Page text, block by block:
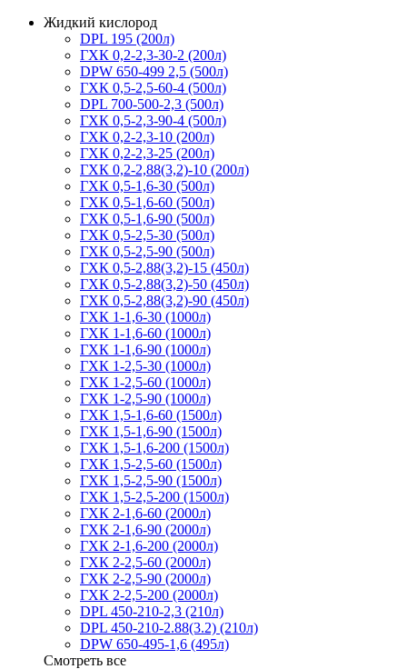
Жидкий кислород
DPL 195 (200л)
ГХК 0,2-2,3-30-2 (200л)
DPW 650-499 2,5 (500л)
ГХК 0,5-2,5-60-4 (500л)
DPL 700-500-2,3 (500л)
ГХК 0,5-2,3-90-4 (500л)
ГХК 0,2-2,3-10 (200л)
ГХК 0,2-2,3-25 (200л)
ГХК 0,2-2,88(3,2)-10 (200л)
ГХК 0,5-1,6-30 (500л)
ГХК 0,5-1,6-60 (500л)
ГХК 0,5-1,6-90 (500л)
ГХК 0,5-2,5-30 (500л)
ГХК 0,5-2,5-90 (500л)
ГХК 0,5-2,88(3,2)-15 (450л)
ГХК 0,5-2,88(3,2)-50 (450л)
ГХК 0,5-2,88(3,2)-90 (450л)
ГХК 1-1,6-30 (1000л)
ГХК 1-1,6-60 (1000л)
ГХК 1-1,6-90 (1000л)
ГХК 1-2,5-30 (1000л)
ГХК 1-2,5-60 (1000л)
ГХК 1-2,5-90 (1000л)
ГХК 1,5-1,6-60 (1500л)
ГХК 1,5-1,6-90 (1500л)
ГХК 1,5-1,6-200 (1500л)
ГХК 1,5-2,5-60 (1500л)
ГХК 1,5-2,5-90 (1500л)
ГХК 1,5-2,5-200 (1500л)
ГХК 2-1,6-60 (2000л)
ГХК 2-1,6-90 (2000л)
ГХК 2-1,6-200 (2000л)
ГХК 2-2,5-60 (2000л)
ГХК 2-2,5-90 (2000л)
ГХК 2-2,5-200 (2000л)
DPL 450-210-2,3 (210л)
DPL 450-210-2.88(3.2) (210л)
DPW 650-495-1,6 (495л)
Смотреть все